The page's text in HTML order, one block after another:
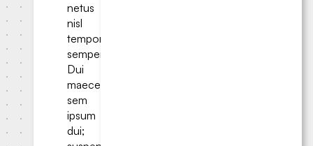
netus
nisl
tempor
semper.
Dui
maecenas
sem
ipsum
dui;